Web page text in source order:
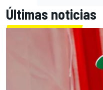
Últimas noticias